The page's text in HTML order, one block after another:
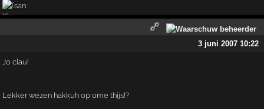
san
3 juni 2007 10:22
Jo clau!
Lekker wezen hakkuh op ome thijs!?